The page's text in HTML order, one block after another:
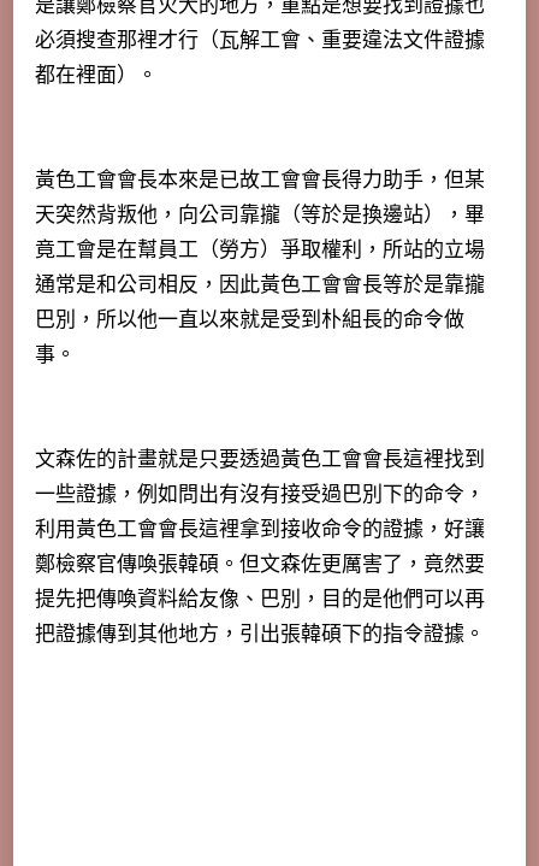
必須搜查那裡才行（瓦解工會、重要違法文件證據
都在裡面）。
黃色工會會長本來是已故工會會長得力助手，但某
天突然背叛他，向公司靠攏（等於是換邊站），畢
竟工會是在幫員工（勞方）爭取權利，所站的立場
通常是和公司相反，因此黃色工會會長等於是靠攏
巴別，所以他一直以來就是受到朴組長的命令做
事。
文森佐的計畫就是只要透過黃色工會會長這裡找到
一些證據，例如問出有沒有接受過巴別下的命令，
利用黃色工會會長這裡拿到接收命令的證據，好讓
鄭檢察官傳喚張韓碩。但文森佐更厲害了，竟然要
提先把傳喚資料給友像、巴別，目的是他們可以再
把證據傳到其他地方，引出張韓碩下的指令證據。